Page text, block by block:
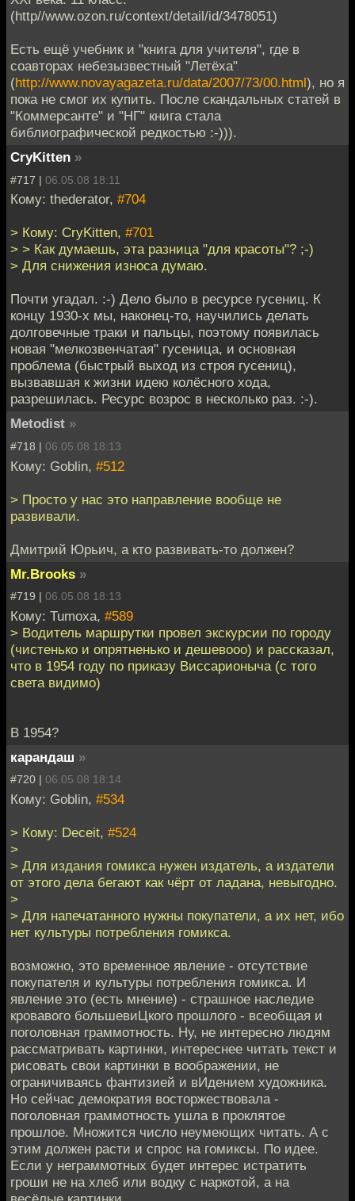
(http//www.ozon.ru/context/detail/id/3478051)
Есть ещё учебник и "книга для учителя", где в
соавторах небезызвестный "Летёха"
(http://www.novayagazeta.ru/data/2007/73/00.html), но я
пока не смог их купить. После скандальных статей в
"Коммерсанте" и "НГ" книга стала
библиографической редкостью :-))).
CryKitten »
#717 | 06.05.08 18:11
Кому: thederator, #704
> Кому: CryKitten, #701
> > Как думаешь, эта разница "для красоты"? ;-)
> Для снижения износа думаю.
Почти угадал. :-) Дело было в ресурсе гусениц. К
концу 1930-х мы, наконец-то, научились делать
долговечные траки и пальцы, поэтому появилась
новая "мелкозвенчатая" гусеница, и основная
проблема (быстрый выход из строя гусениц),
вызвавшая к жизни идею колёсного хода,
разрешилась. Ресурс возрос в несколько раз. :-).
Metodist »
#718 | 06.05.08 18:13
Кому: Goblin, #512
> Просто у нас это направление вообще не
развивали.
Дмитрий Юрьич, а кто развивать-то должен?
Mr.Brooks »
#719 | 06.05.08 18:13
Кому: Tumoxa, #589
> Водитель маршрутки провел экскурсии по городу
(чистенько и опрятненько и дешевооо) и рассказал,
что в 1954 году по приказу Виссарионыча (с того
света видимо)
В 1954?
карандаш »
#720 | 06.05.08 18:14
Кому: Goblin, #534
> Кому: Deceit, #524
>
> Для издания гомикса нужен издатель, а издатели
от этого дела бегают как чёрт от ладана, невыгодно.
>
> Для напечатанного нужны покупатели, а их нет, ибо
нет культуры потребления гомикса.
возможно, это временное явление - отсутствие
покупателя и культуры потребления гомикса. И
явление это (есть мнение) - страшное наследие
кровавого большевиЦкого прошлого - всеобщая и
поголовная граммотность. Ну, не интересно людям
рассматривать картинки, интереснее читать текст и
рисовать свои картинки в воображении, не
ограничиваясь фантизией и вИдением художника.
Но сейчас демократия восторжествовала -
поголовная граммотность ушла в проклятое
прошлое. Множится число неумеющих читать. А с
этим должен расти и спрос на гомиксы. По идее.
Если у неграммотных будет интерес истратить
гроши не на хлеб или водку с наркотой, а на